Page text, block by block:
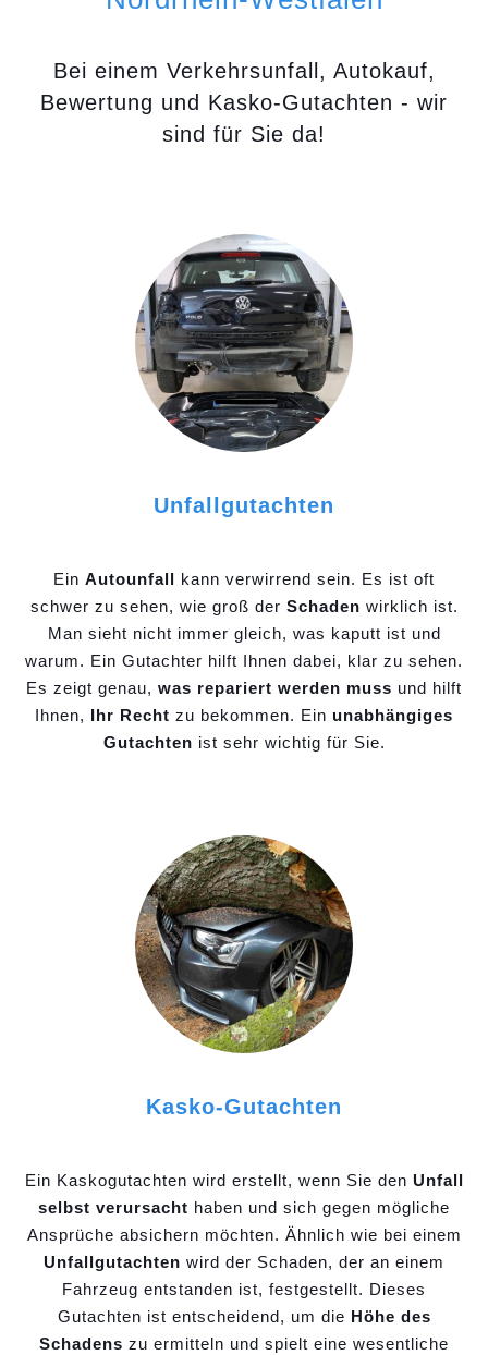
Bei einem Verkehrsunfall, Autokauf,
Bewertung und Kasko-Gutachten - wir
sind für Sie da!
Unfallgutachten
Ein Autounfall kann verwirrend sein. Es ist oft
schwer zu sehen, wie groß der Schaden wirklich ist.
Man sieht nicht immer gleich, was kaputt ist und
warum. Ein Gutachter hilft Ihnen dabei, klar zu sehen.
Es zeigt genau, was repariert werden muss und hilft
Ihnen, Ihr Recht zu bekommen. Ein unabhängiges
Gutachten ist sehr wichtig für Sie.
Kasko-Gutachten
Ein Kaskogutachten wird erstellt, wenn Sie den Unfall
selbst verursacht haben und sich gegen mögliche
Ansprüche absichern möchten. Ähnlich wie bei einem
Unfallgutachten wird der Schaden, der an einem
Fahrzeug entstanden ist, festgestellt. Dieses
Gutachten ist entscheidend, um die Höhe des
Schadens zu ermitteln und spielt eine wesentliche